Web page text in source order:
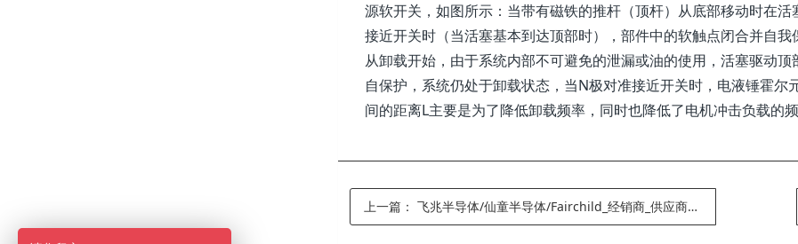
源软开关，如图所示：当带有磁铁的推杆（顶杆）从底部移动时在
接近开关时（当活塞基本到达顶部时），部件中的软触点闭合并自我
从卸载开始，由于系统内部不可避免的泄漏或油的使用，活塞驱动
自保护，系统仍处于卸载状态，当N极对准接近开关时，电液锤霍尔
间的距离L主要是为了降低卸载频率，同时也降低了电机冲击负载的频
上一篇： 飞兆半导体/仙童半导体/Fairchild_经销商_供应商_品牌代理商